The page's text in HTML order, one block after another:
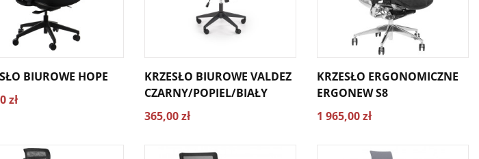
BIUROWE HOPE
zł
KRZESŁO BIUROWE VALDEZ
CZARNY/POPIEL/BIAŁY
365,00 zł
KRZESŁO ERGONOMICZNE
ERGONEW S8
1 965,00 zł